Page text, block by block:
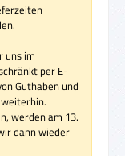
uns im
per E-
Guthaben und
werden am 13.
dann wieder